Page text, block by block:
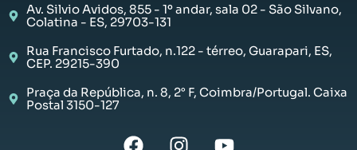
Av. Silvio Avidos, 855 - 1º andar, sala 02 - São Silvano,
Colatina - ES, 29703-131
Rua Francisco Furtado, n.122 - térreo, Guarapari, ES,
CEP. 29215-390
Praça da República, n. 8, 2° F, Coimbra/Portugal. Caixa
Postal 3150-127